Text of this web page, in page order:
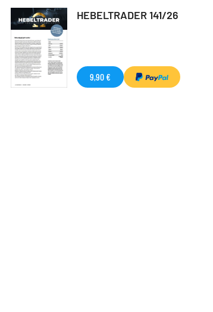
HEBELTRADER 141/26
9,90 €